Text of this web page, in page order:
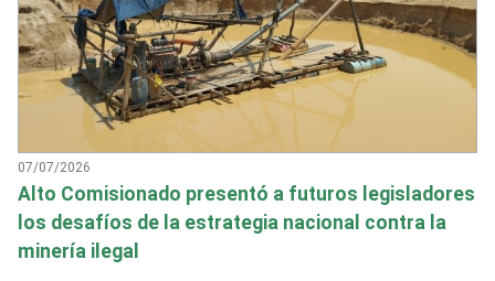
07/07/2026
Alto Comisionado presentó a futuros legisladores
los desafíos de la estrategia nacional contra la
minería ilegal